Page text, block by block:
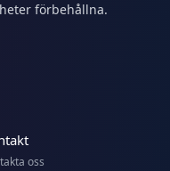
förbehållna.
oss